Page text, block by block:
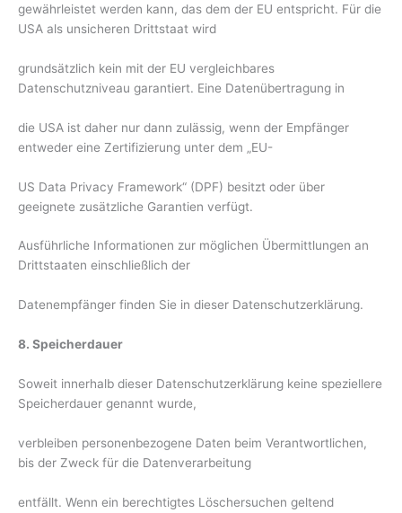
gewährleistet werden kann, das dem der EU entspricht. Für die
USA als unsicheren Drittstaat wird
grundsätzlich kein mit der EU vergleichbares
Datenschutzniveau garantiert. Eine Datenübertragung in
die USA ist daher nur dann zulässig, wenn der Empfänger
entweder eine Zertifizierung unter dem „EU-
US Data Privacy Framework“ (DPF) besitzt oder über
geeignete zusätzliche Garantien verfügt.
Ausführliche Informationen zur möglichen Übermittlungen an
Drittstaaten einschließlich der
Datenempfänger finden Sie in dieser Datenschutzerklärung.
8. Speicherdauer
Soweit innerhalb dieser Datenschutzerklärung keine speziellere
Speicherdauer genannt wurde,
verbleiben personenbezogene Daten beim Verantwortlichen,
bis der Zweck für die Datenverarbeitung
entfällt. Wenn ein berechtigtes Löschersuchen geltend